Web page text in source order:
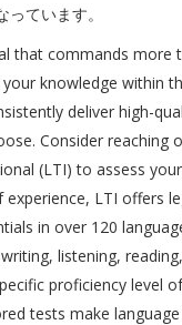
ています。
that commands more
knowledge within
deliver high-
Consider reaching
(LTI) to assess
experience, LTI offers
in over 120
listening,
proficiency level
tests make